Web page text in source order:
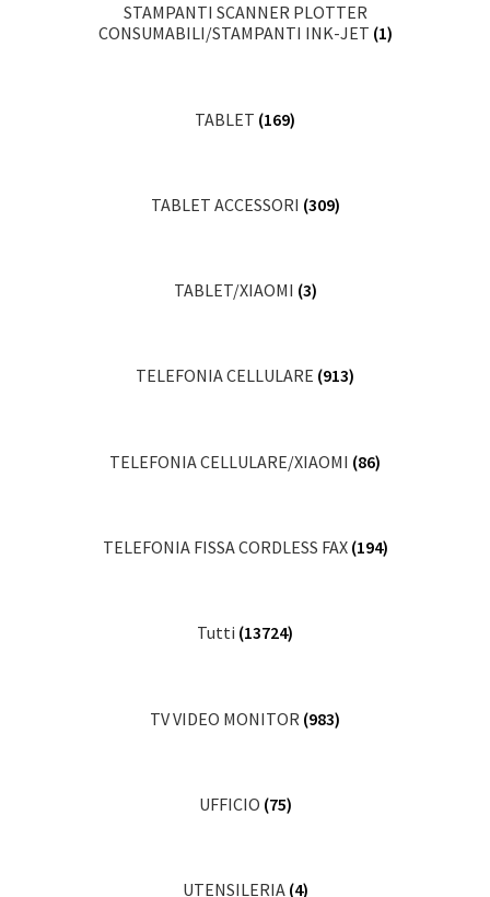
STAMPANTI SCANNER PLOTTER
CONSUMABILI/STAMPANTI INK-JET (1)
TABLET (169)
TABLET ACCESSORI (309)
TABLET/XIAOMI (3)
TELEFONIA CELLULARE (913)
TELEFONIA CELLULARE/XIAOMI (86)
TELEFONIA FISSA CORDLESS FAX (194)
Tutti (13724)
TV VIDEO MONITOR (983)
UFFICIO (75)
UTENSILERIA (4)